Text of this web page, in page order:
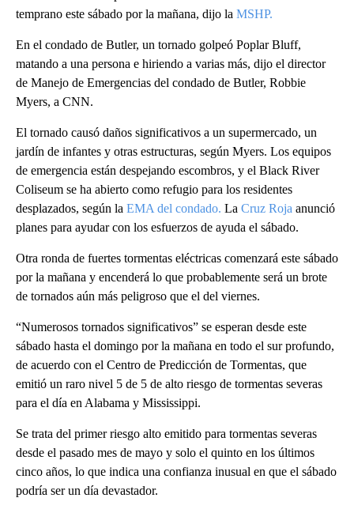
temprano este sábado por la mañana, dijo la MSHP.
En el condado de Butler, un tornado golpeó Poplar Bluff,
matando a una persona e hiriendo a varias más, dijo el director
de Manejo de Emergencias del condado de Butler, Robbie
Myers, a CNN.
El tornado causó daños significativos a un supermercado, un
jardín de infantes y otras estructuras, según Myers. Los equipos
de emergencia están despejando escombros, y el Black River
Coliseum se ha abierto como refugio para los residentes
desplazados, según la EMA del condado. La Cruz Roja anunció
planes para ayudar con los esfuerzos de ayuda el sábado.
Otra ronda de fuertes tormentas eléctricas comenzará este sábado
por la mañana y encenderá lo que probablemente será un brote
de tornados aún más peligroso que el del viernes.
“Numerosos tornados significativos” se esperan desde este
sábado hasta el domingo por la mañana en todo el sur profundo,
de acuerdo con el Centro de Predicción de Tormentas, que
emitió un raro nivel 5 de 5 de alto riesgo de tormentas severas
para el día en Alabama y Mississippi.
Se trata del primer riesgo alto emitido para tormentas severas
desde el pasado mes de mayo y solo el quinto en los últimos
cinco años, lo que indica una confianza inusual en que el sábado
podría ser un día devastador.